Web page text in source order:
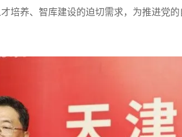
培养、智库建设的迫切需求，为推进党的